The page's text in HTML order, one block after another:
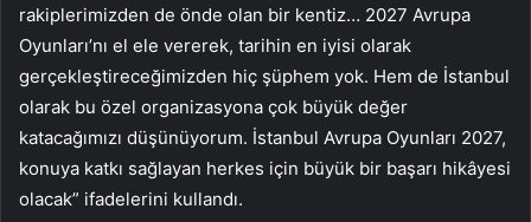
rakiplerimizden de önde olan bir kentiz… 2027 Avrupa
Oyunları’nı el ele vererek, tarihin en iyisi olarak
gerçekleştireceğimizden hiç şüphem yok. Hem de İstanbul
olarak bu özel organizasyona çok büyük değer
katacağımızı düşünüyorum. İstanbul Avrupa Oyunları 2027,
konuya katkı sağlayan herkes için büyük bir başarı hikâyesi
olacak” ifadelerini kullandı.